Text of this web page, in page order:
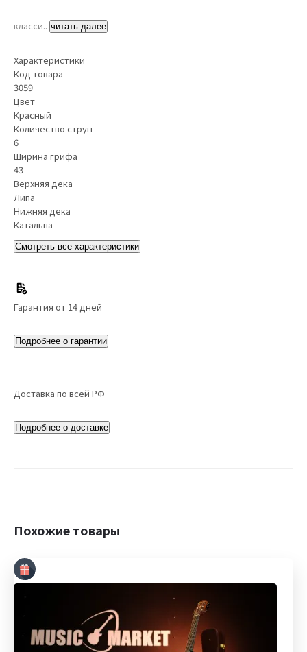
класси.. читать далее
Характеристики
Код товара
3059
Цвет
Красный
Количество струн
6
Ширина грифа
43
Верхняя дека
Липа
Нижняя дека
Катальпа
Смотреть все характеристики
Гарантия от 14 дней
Подробнее о гарантии
Доставка по всей РФ
Подробнее о доставке
Похожие товары